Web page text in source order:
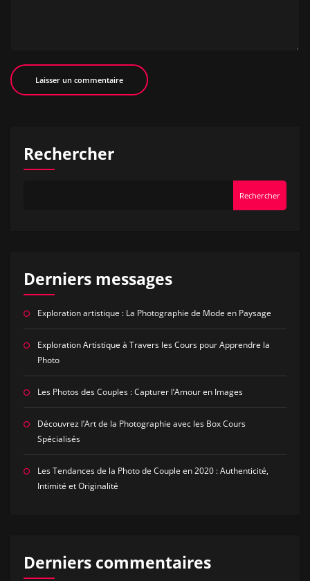
Rechercher
Rechercher
Derniers messages
Exploration artistique : La Photographie de Mode en Paysage
Exploration Artistique à Travers les Cours pour Apprendre la
Photo
Les Photos des Couples : Capturer l’Amour en Images
Découvrez l’Art de la Photographie avec les Box Cours
Spécialisés
Les Tendances de la Photo de Couple en 2020 : Authenticité,
Intimité et Originalité
Derniers commentaires